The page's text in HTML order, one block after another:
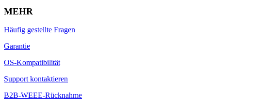
MEHR
Häufig gestellte Fragen
Garantie
OS-Kompatibilität
Support kontaktieren
B2B-WEEE-Rücknahme